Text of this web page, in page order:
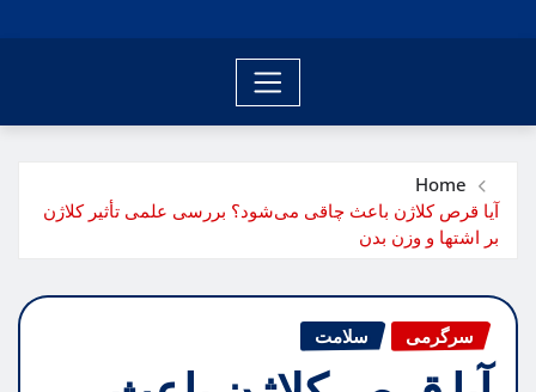
Home
آیا قرص کلاژن باعث چاقی می‌شود؟ بررسی علمی تأثیر کلاژن
بر اشتها و وزن بدن
سرگرمی سلامت